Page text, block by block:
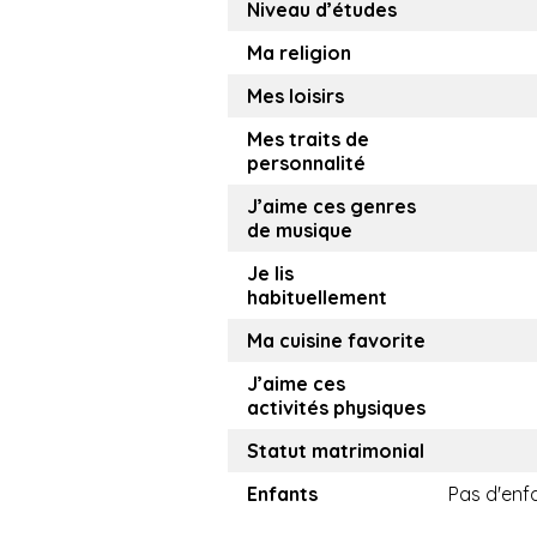
Niveau d’études
Ma religion
Mes loisirs
Mes traits de
personnalité
J’aime ces genres
de musique
Je lis
habituellement
Ma cuisine favorite
J’aime ces
activités physiques
Statut matrimonial
Enfants
Pas